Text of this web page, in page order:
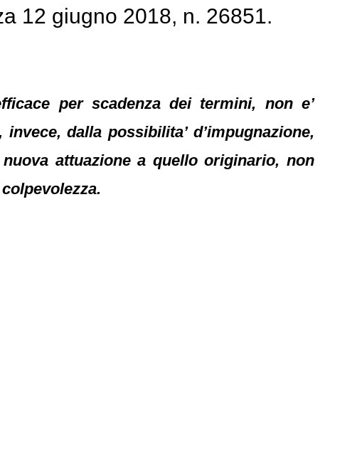
12 giugno 2018, n. 26851.
per scadenza dei termini, non e’
dalla possibilita’ d’impugnazione,
attuazione a quello originario, non